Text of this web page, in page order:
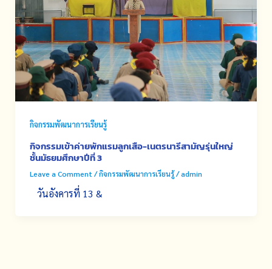
กิจกรรมพัฒนาการเรียนรู้
กิจกรรมเข้าค่ายพักแรมลูกเสือ-เนตรนารีสามัญรุ่นใหญ่
ชั้นมัธยมศึกษาปีที่ 3
Leave a Comment /กิจกรรมพัฒนาการเรียนรู้/admin
วันอังคารที่ 13 &